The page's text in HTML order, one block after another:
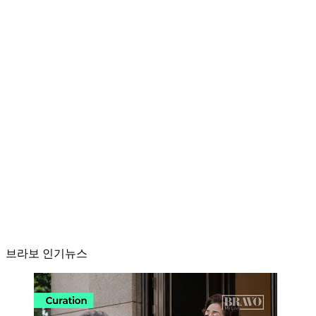
브라보 인기뉴스